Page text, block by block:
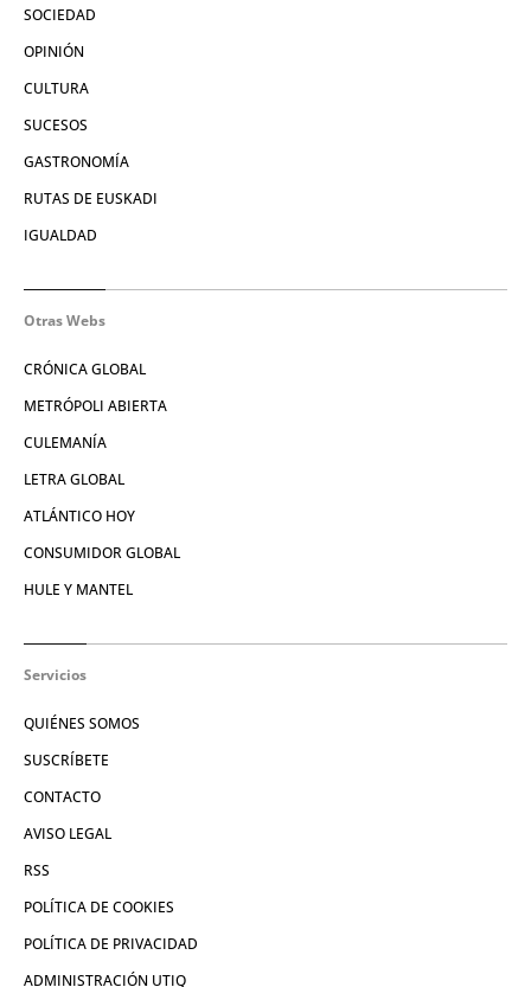
SOCIEDAD
OPINIÓN
CULTURA
SUCESOS
GASTRONOMÍA
RUTAS DE EUSKADI
IGUALDAD
Otras Webs
CRÓNICA GLOBAL
METRÓPOLI ABIERTA
CULEMANÍA
LETRA GLOBAL
ATLÁNTICO HOY
CONSUMIDOR GLOBAL
HULE Y MANTEL
Servicios
QUIÉNES SOMOS
SUSCRÍBETE
CONTACTO
AVISO LEGAL
RSS
POLÍTICA DE COOKIES
POLÍTICA DE PRIVACIDAD
ADMINISTRACIÓN UTIQ